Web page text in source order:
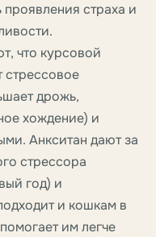
страха и
что курсовой
стрессовое
дрожь,
хождение) и
Анкситан дают за
стрессора
год) и
и кошкам в
им легче